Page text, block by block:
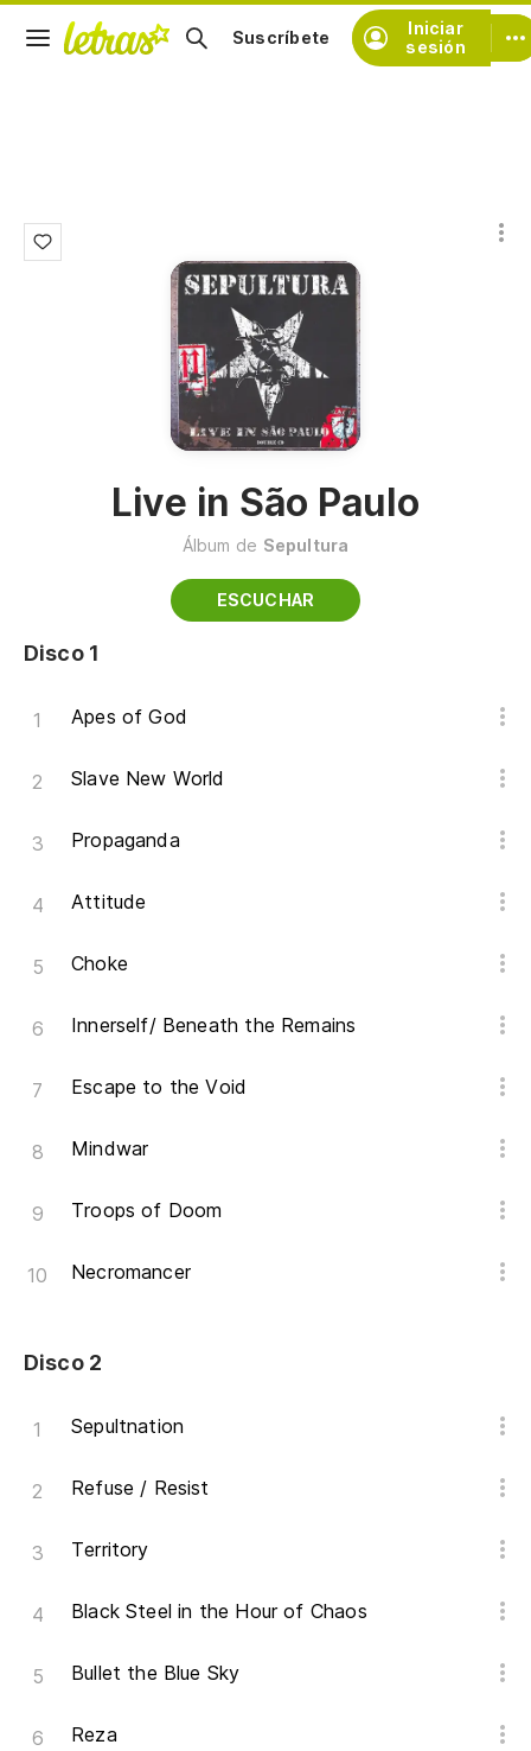
Iniciar
sesión
Suscríbete
Live in São Paulo
Álbum de Sepultura
ESCUCHAR
Disco 1
Apes of God
Slave New World
Propaganda
Attitude
Choke
Innerself/ Beneath the Remains
Escape to the Void
Mindwar
Troops of Doom
Necromancer
Disco 2
Sepultnation
Refuse / Resist
Territory
Black Steel in the Hour of Chaos
Bullet the Blue Sky
Reza